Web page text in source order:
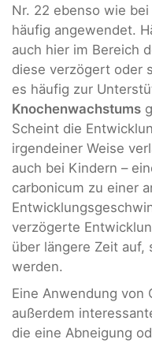
Nr. 22 ebenso wie
häufig angewendet.
auch hier im Bereich
diese verzögert oder
es häufig zur
Knochenwachstums
Scheint die
irgendeiner Weise
auch bei Kindern –
carbonicum zu einer
verzögerte
über längere Zeit auf,
werden.
Eine Anwendung von
außerdem
die eine Abneigung